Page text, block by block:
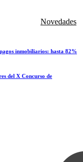
Novedades
inmobiliarios: hasta 82%
del X Concurso de